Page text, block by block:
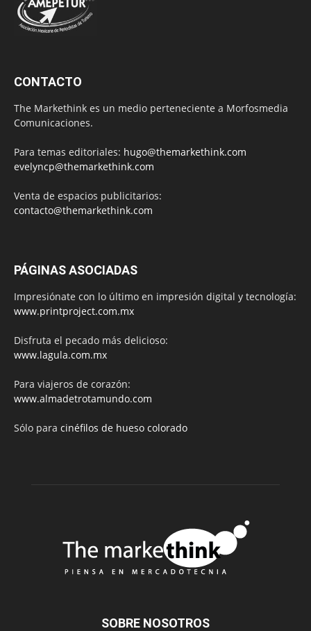
CONTACTO
The Markethink es un medio perteneciente a Morfosmedia
Comunicaciones.
Para temas editoriales: hugo@themarkethink.com
evelyncp@themarkethink.com
Venta de espacios publicitarios:
contacto@themarkethink.com
PÁGINAS ASOCIADAS
Impresiónate con lo último en impresión digital y tecnología:
www.printproject.com.mx
Disfruta el pecado más delicioso:
www.lagula.com.mx
Para viajeros de corazón:
www.almadetrotamundo.com
Sólo para cinéfilos de hueso colorado
SOBRE NOSOTROS